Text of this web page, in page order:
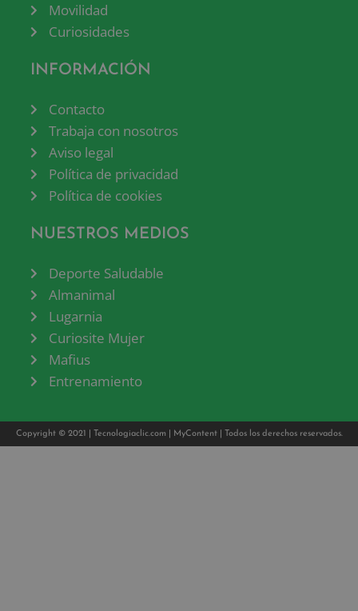
Movilidad
Curiosidades
INFORMACIÓN
Contacto
Trabaja con nosotros
Aviso legal
Política de privacidad
Política de cookies
NUESTROS MEDIOS
Deporte Saludable
Almanimal
Lugarnia
Curiosite Mujer
Mafius
Entrenamiento
Copyright © 2021 | Tecnologiaclic.com MyContent| Todos los derechos reservados.